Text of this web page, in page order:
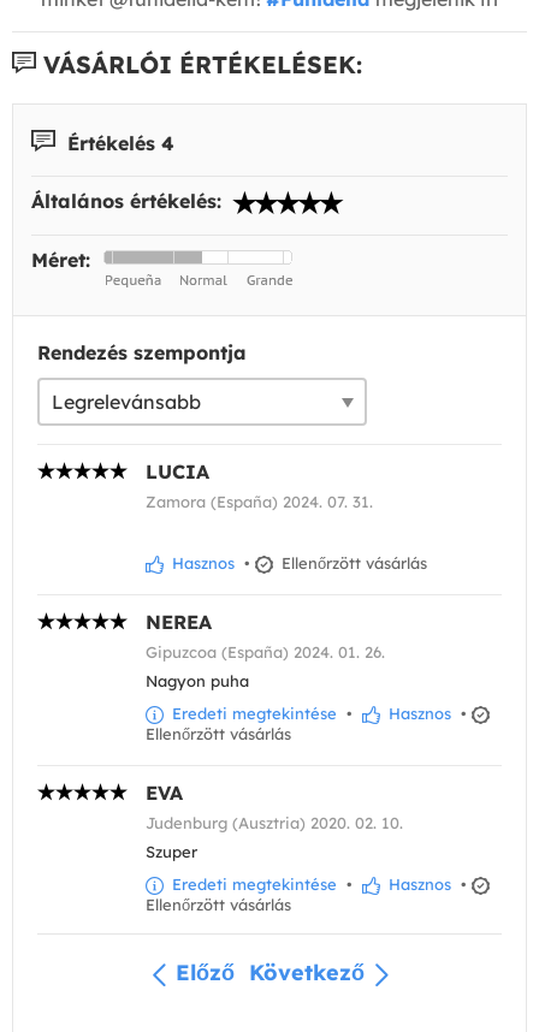
VÁSÁRLÓI ÉRTÉKELÉSEK:
Értékelés 4
Általános értékelés:
Méret:
Rendezés szempontja
LUCIA
Zamora (España) 2024. 07. 31.
Hasznos • Ellenőrzött vásárlás
NEREA
Gipuzcoa (España) 2024. 01. 26.
Nagyon puha
Eredeti megtekintése • Hasznos •
Ellenőrzött vásárlás
EVA
Judenburg (Ausztria) 2020. 02. 10.
Szuper
Eredeti megtekintése • Hasznos •
Ellenőrzött vásárlás
Előző Következő